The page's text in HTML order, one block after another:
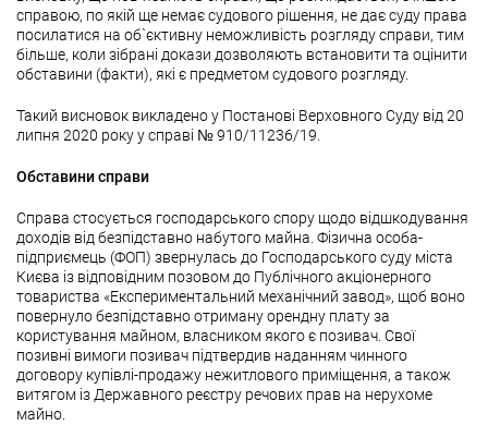
справою, по якій ще немає судового рішення, не дає суду права
посилатися на об`єктивну неможливість розгляду справи, тим
більше, коли зібрані докази дозволяють встановити та оцінити
обставини (факти), які є предметом судового розгляду.
Такий висновок викладено у Постанові Верховного Суду від 20
липня 2020 року у справі № 910/11236/19.
Обставини справи
Справа стосується господарського спору щодо відшкодування
доходів від безпідставно набутого майна. Фізична особа-
підприємець (ФОП) звернулась до Господарського суду міста
Києва із відповідним позовом до Публічного акціонерного
товариства «Експериментальний механічний завод», щоб воно
повернуло безпідставно отриману орендну плату за
користування майном, власником якого є позивач. Свої
позивні вимоги позивач підтвердив наданням чинного
договору купівлі-продажу нежитлового приміщення, а також
витягом із Державного реєстру речових прав на нерухоме
майно.